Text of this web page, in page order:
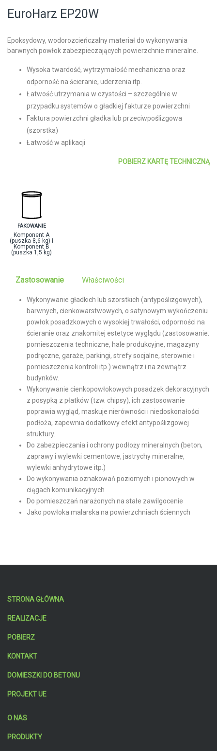
EuroHarz EP20W
Epoksydowy, wodorozcieńczalny materiał do wykonywania
barwnych powłok zabezpieczających powierzchnie mineralne.
Wysoka twardość, wytrzymałość mechaniczna oraz
odporność na ścieranie, uderzenia itp.
Łatwość utrzymania w czystości – szczególnie w
przypadku systemów o gładkiej fakturze powierzchni
Faktura powierzchni gładka lub przeciwpoślizgowa
(szorstka)
Łatwość w aplikacji
POBIERZ KARTĘ TECHNICZNĄ
PAKOWANIE
Komponent A
(puszka 8,6 kg) i
Komponent B
(puszka 1,5 kg)
Zastosowanie Właściwości
Wykonywanie gładkich lub szorstkich (antypoślizgowych),
barwnych, cienkowarstwowych, o satynowym wykończeniu
powłok posadzkowych o wysokiej trwałości, odporności na
ścieranie oraz znakomitej estetyce wyglądu (zastosowanie:
pomieszczenia techniczne, hale produkcyjne, magazyny
podręczne, garaże, parkingi, strefy socjalne, sterownie i
pomieszczenia kontroli itp.) wewnątrz i na zewnątrz
budynków.
Wykonywanie cienkopowłokowych posadzek dekoracyjnych
z posypką z płatków (tzw. chipsy), ich zastosowanie
poprawia wygląd, maskuje nierówności i niedoskonałości
podłoża, zapewnia dodatkowy efekt antypoślizgowej
struktury.
Do zabezpieczania i ochrony podłoży mineralnych (beton,
zaprawy i wylewki cementowe, jastrychy mineralne,
wylewki anhydrytowe itp.)
Do wykonywania oznakowań poziomych i pionowych w
ciągach komunikacyjnych
Do pomieszczań narażonych na stałe zawilgocenie
Jako powłoka malarska na powierzchniach ściennych
STRONA GŁÓWNA
REALIZACJE
POBIERZ
KONTAKT
DOMIESZKI DO BETONU
PROJEKT UE
O NAS
PRODUKTY